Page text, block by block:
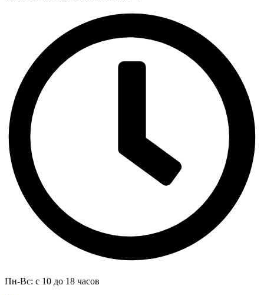
Пн-Вс: с 10 до 18 часов